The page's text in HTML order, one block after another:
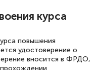
мной
все
в течении
курса
повышения
удостоверение о
вносится в ФРДО,